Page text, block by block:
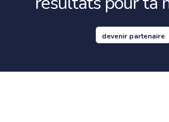
devenir partenaire